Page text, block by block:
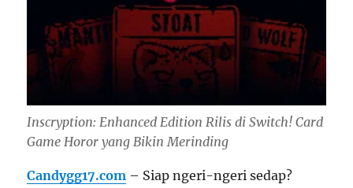
Inscryption: Enhanced Edition Rilis di Switch! Card
Game Horor yang Bikin Merinding
Candygg17.com – Siap ngeri-ngeri sedap?